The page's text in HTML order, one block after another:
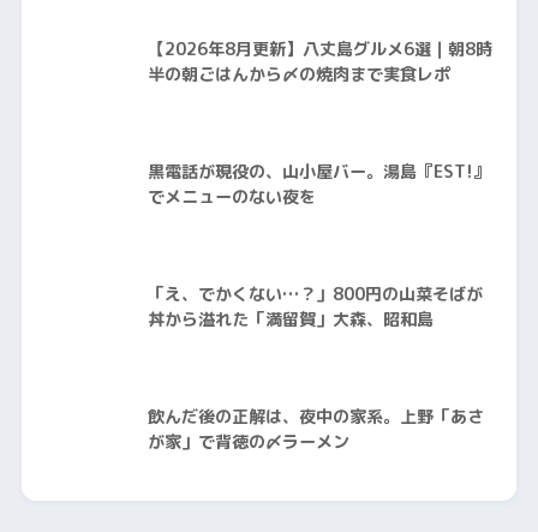
【2026年8月更新】八丈島グルメ6選｜朝8時
半の朝ごはんから〆の焼肉まで実食レポ
黒電話が現役の、山小屋バー。湯島『EST!』
でメニューのない夜を
「え、でかくない…？」800円の山菜そばが
丼から溢れた「満留賀」大森、昭和島
飲んだ後の正解は、夜中の家系。上野「あさ
が家」で背徳の〆ラーメン